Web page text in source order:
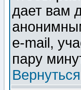
дает вам
e-mail,
пару